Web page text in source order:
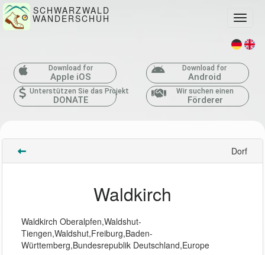
SCHWARZWALD
WANDERSCHUH
Download for
Apple iOS
Download for
Android
Unterstützen Sie das Projekt
DONATE
Wir suchen einen
Förderer
Dorf
Waldkirch
Waldkirch Oberalpfen,Waldshut-
Tiengen,Waldshut,Freiburg,Baden-
Württemberg,Bundesrepublik Deutschland,Europe